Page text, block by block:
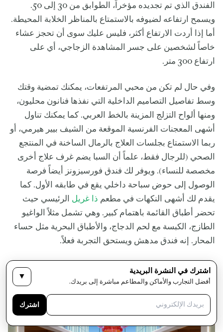
الفندق الذي تم تجديده مؤخراً، الطوابق من 30 إلى 50.
ويسمح ارتفاعه لضيوفه بالاستمتاع بالمناظر الخلابة المحيطة.
أما إذا أردت الارتفاع أكثر، فليس عليك سوى أن تحجز عشاء
خاصاً لشخصين على جسر المشاهدة الزجاجي، أي على
ارتفاع 300 متر.
وفي حال لم تكن من محبي المرتفعات، يمكنك تمضية وقتك
وسط تفاصيل التصاميم الداخلية التي نفذها فنانون محليون،
ومنها ألواح التزلج المزينة بالخط العربي. كما يمكنك تناول
أشهى المعجنات الفرنسية الموقعة من الشيف بيير هيرمي، أو
ربما الاستمتاع بجلسات العلاج بالرمال الساخنة في المنتجع
الصحي (للرجال فقط، علماً أن السبا يضم غرف علاج أخرى
مخصصة للنساء). ويوفر لك فندق فورسيزونز أيضاً فرصة
الوصول إلى حوض سباحة داخلي يقع في طابقه الأول. كما
يقدم لك أشهى النكهات في مطعم ذا غريل الرئيسي حيث
تحضر أطباق القائمة باهتمام كبير. وهي تشمل مثلاً الواغيو
الطازج، الكبسة مع لحم الدجاج، والأطباق البحرية مثل حساء
المحار. إنه فندق مدهش ويستحق التجربة فعلاً.
12. ريكسوس أبحر جدةاشترك في النشرة البريدية
أفضل التجارب والأماكن والمطاعم مباشرة إلى بريدك.
▼
اشترك